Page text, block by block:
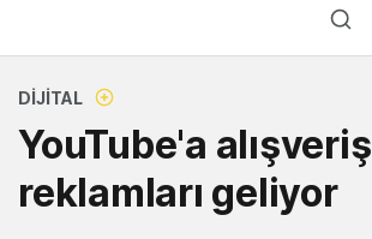
DIJITAL
YouTube'a alışveriş
reklamları geliyor